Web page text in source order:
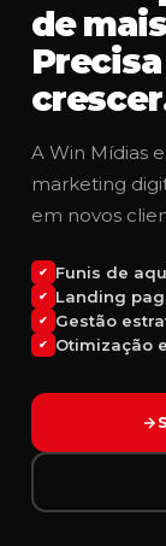
de
A Win Mídias
marketing
em novos
✔ Funis de
✔ Landing
✔ Gestão
✔ Otimização